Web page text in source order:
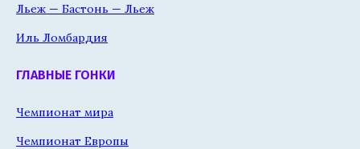
Льеж — Бастонь — Льеж
Иль Ломбардия
ГЛАВНЫЕ ГОНКИ
Чемпионат мира
Чемпионат Европы